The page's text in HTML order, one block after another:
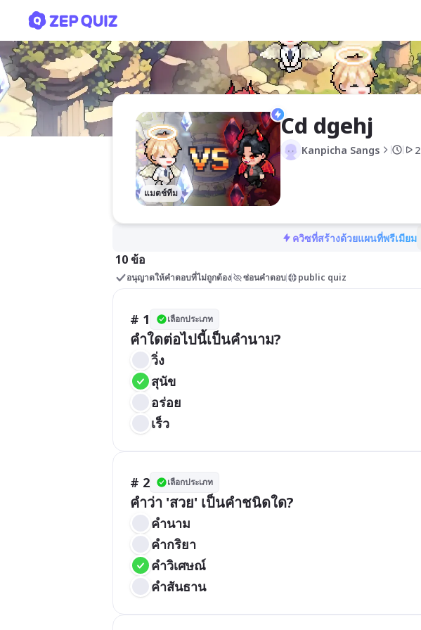
แมตช์ทีม
Cd dgehj
Kanpicha Sangs 2
ควิซที่สร้างด้วยแผนที่พรีเมียม
10 ข้อ
อนุญาตให้คำตอบที่ไม่ถูกต้อง ซ่อนคำตอบ public quiz
# 1 เลือกประเภท
คำใดต่อไปนี้เป็นคำนาม?
วิ่ง
สุนัข
อร่อย
เร็ว
# 2 เลือกประเภท
คำว่า 'สวย' เป็นคำชนิดใด?
คำนาม
คำกริยา
คำวิเศษณ์
คำสันธาน